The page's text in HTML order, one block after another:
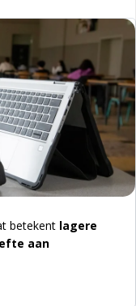
betekent lagere
aan